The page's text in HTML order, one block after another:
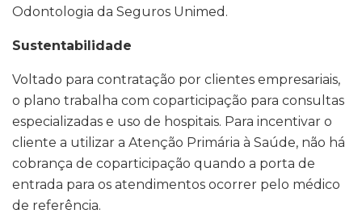
Odontologia da Seguros Unimed.
Sustentabilidade
Voltado para contratação por clientes empresariais,
o plano trabalha com coparticipação para consultas
especializadas e uso de hospitais. Para incentivar o
cliente a utilizar a Atenção Primária à Saúde, não há
cobrança de coparticipação quando a porta de
entrada para os atendimentos ocorrer pelo médico
de referência.